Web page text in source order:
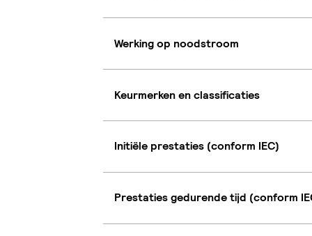
Werking op noodstroom
Keurmerken en classificaties
Initiële prestaties (conform IEC)
Prestaties gedurende tijd (conform